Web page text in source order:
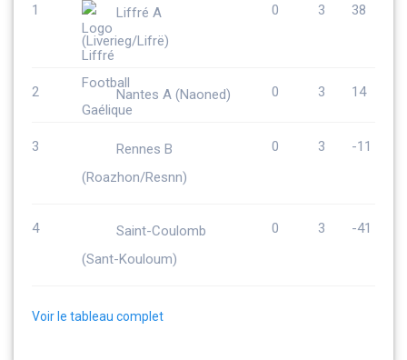
1
Liffré A
(Liverieg/Lifrë)
0 3 38
2 Nantes A (Naoned) 0 3 14
3
Rennes B
(Roazhon/Resnn)
0 3 -11
4
Saint-Coulomb
(Sant-Kouloum)
0 3 -41
Voir le tableau complet